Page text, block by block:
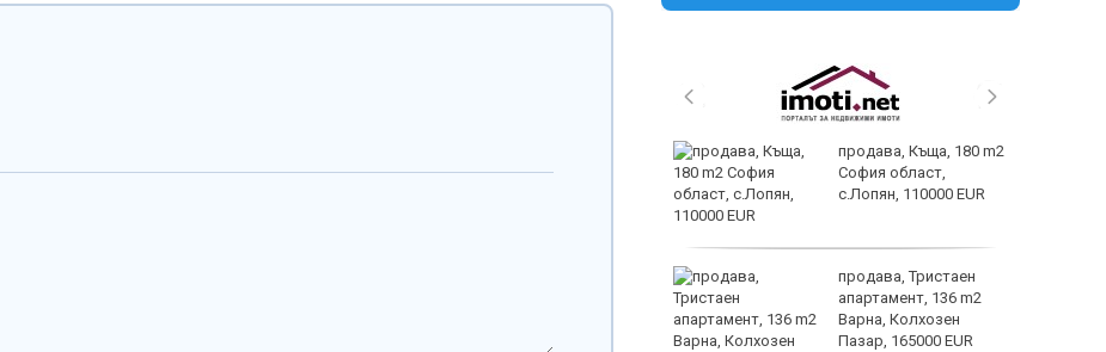
Иран и Украйна се
до 146 години, а и
продава, Къща, 180 m2
София област,
с.Лопян, 110000 EUR
продава, Тристаен
апартамент, 136 m2
Варна, Колхозен
Пазар, 165000 EUR